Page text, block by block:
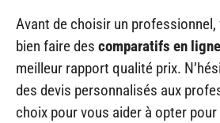
Avant de choisir un
bien faire des comparatifs en ligne
meilleur rapport qualité prix.
des devis personnalisés aux
choix pour vous aider à opter